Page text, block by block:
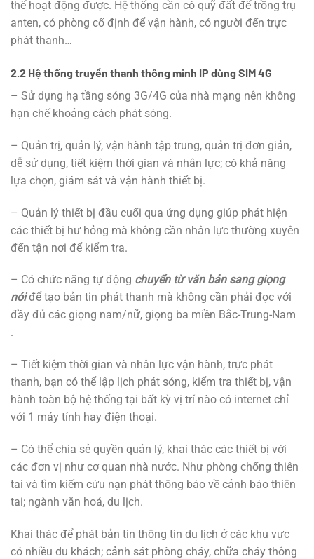
thể hoạt động được. Hệ thống cần có quỹ đất để trồng trụ
anten, có phòng cố định để vận hành, có người đến trực
phát thanh…
2.2 Hệ thống truyền thanh thông minh IP dùng SIM 4G
– Sử dụng hạ tầng sóng 3G/4G của nhà mạng nên không
hạn chế khoảng cách phát sóng.
– Quản trị, quản lý, vận hành tập trung, quản trị đơn giản,
dễ sử dụng, tiết kiệm thời gian và nhân lực; có khả năng
lựa chọn, giám sát và vận hành thiết bị.
– Quản lý thiết bị đầu cuối qua ứng dụng giúp phát hiện
các thiết bị hư hỏng mà không cần nhân lực thường xuyên
đến tận nơi để kiểm tra.
– Có chức năng tự động chuyển từ văn bản sang giọng
nóiđể tạo bản tin phát thanh mà không cần phải đọc với
đầy đủ các giọng nam/nữ, giọng ba miền Bắc-Trung-Nam
.
– Tiết kiệm thời gian và nhân lực vận hành, trực phát
thanh, bạn có thể lập lịch phát sóng, kiểm tra thiết bị, vận
hành toàn bộ hệ thống tại bất kỳ vị trí nào có internet chỉ
với 1 máy tính hay điện thoại.
– Có thể chia sẻ quyền quản lý, khai thác các thiết bị với
các đơn vị như cơ quan nhà nước. Như phòng chống thiên
tai và tìm kiếm cứu nạn phát thông báo về cảnh báo thiên
tai; ngành văn hoá, du lịch.
Khai thác để phát bản tin thông tin du lịch ở các khu vực
có nhiều du khách; cảnh sát phòng cháy, chữa cháy thông